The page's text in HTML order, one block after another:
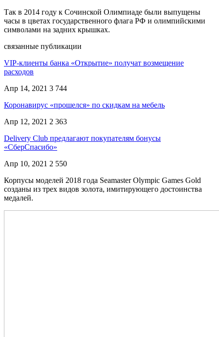
Так в 2014 году к Сочинской Олимпиаде были выпущены
часы в цветах государственного флага РФ и олимпийскими
символами на задних крышках.
связанные публикации
VIP-клиенты банка «Открытие» получат возмещение
расходов
Апр 14, 2021 3 744
Коронавирус «прошелся» по скидкам на мебель
Апр 12, 2021 2 363
Delivery Club предлагают покупателям бонусы
«СберСпасибо»
Апр 10, 2021 2 550
Корпусы моделей 2018 года Seamaster Olympic Games Gold
созданы из трех видов золота, имитирующего достоинства
медалей.